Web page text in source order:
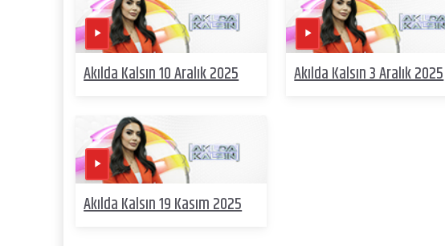
Akılda Kalsın 10 Aralık 2025 Akılda Kalsın 3 Aralık 2025
Akılda Kalsın 19 Kasım 2025